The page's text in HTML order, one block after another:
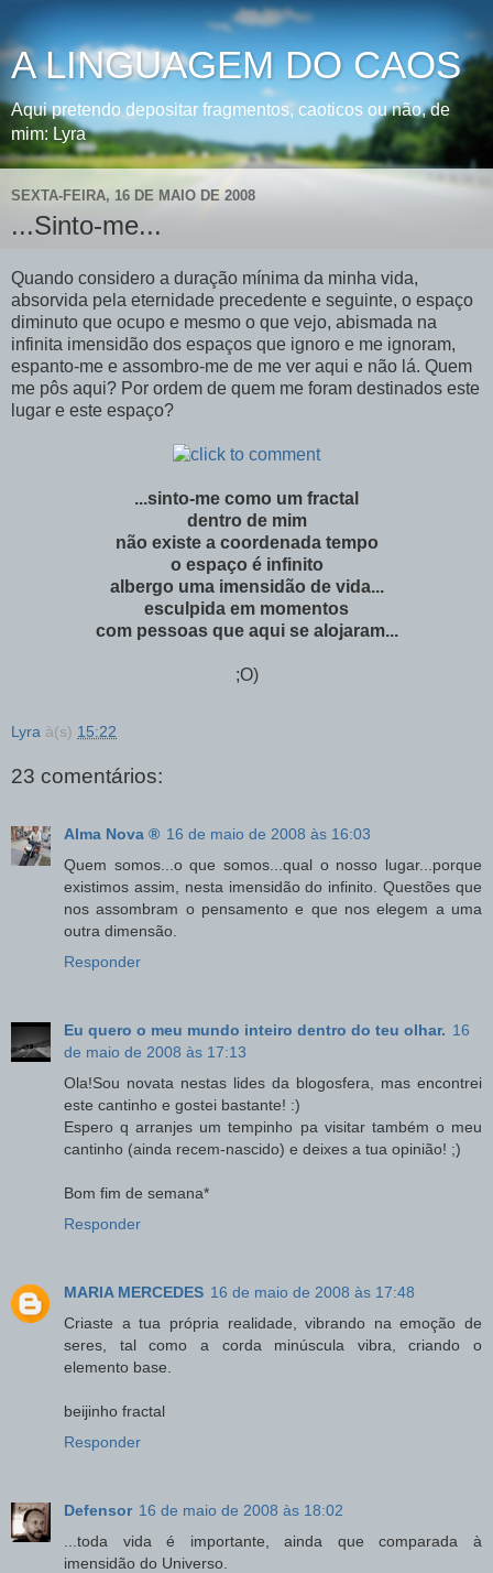
A LINGUAGEM DO CAOS
Aqui pretendo depositar fragmentos, caoticos ou não, de
mim: Lyra
SEXTA-FEIRA, 16 DE MAIO DE 2008
...Sinto-me...
Quando considero a duração mínima da minha vida,
absorvida pela eternidade precedente e seguinte, o espaço
diminuto que ocupo e mesmo o que vejo, abismada na
infinita imensidão dos espaços que ignoro e me ignoram,
espanto-me e assombro-me de me ver aqui e não lá. Quem
me pôs aqui? Por ordem de quem me foram destinados este
lugar e este espaço?
...sinto-me como um fractal
dentro de mim
não existe a coordenada tempo
o espaço é infinito
albergo uma imensidão de vida...
esculpida em momentos
com pessoas que aqui se alojaram...
;O)
Lyra à(s) 15:22
23 comentários:
Alma Nova ® 16 de maio de 2008 às 16:03
Quem somos...o que somos...qual o nosso lugar...porque
existimos assim, nesta imensidão do infinito. Questões que
nos assombram o pensamento e que nos elegem a uma
outra dimensão.
Responder
Eu quero o meu mundo inteiro dentro do teu olhar. 16
de maio de 2008 às 17:13
Ola!Sou novata nestas lides da blogosfera, mas encontrei
este cantinho e gostei bastante! :)
Espero q arranjes um tempinho pa visitar também o meu
cantinho (ainda recem-nascido) e deixes a tua opinião! ;)
Bom fim de semana*
Responder
MARIA MERCEDES 16 de maio de 2008 às 17:48
Criaste a tua própria realidade, vibrando na emoção de
seres, tal como a corda minúscula vibra, criando o
elemento base.
beijinho fractal
Responder
Defensor 16 de maio de 2008 às 18:02
...toda vida é importante, ainda que comparada à
imensidão do Universo.